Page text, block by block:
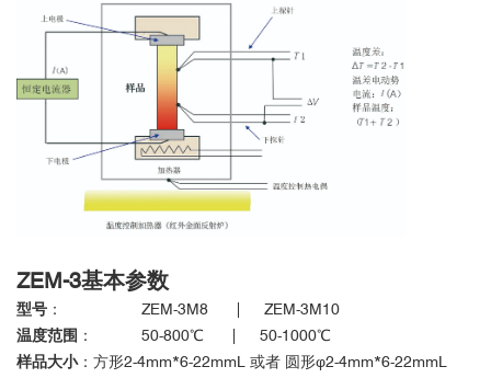
ZEM-3基本参数
型号 ： ZEM-3M8 | ZEM-3M10
温度范围 ： 50-800℃ | 50-1000℃
样品大小：方形2-4mm*6-22mmL 或者 圆形φ2-4mm*6-22mmL